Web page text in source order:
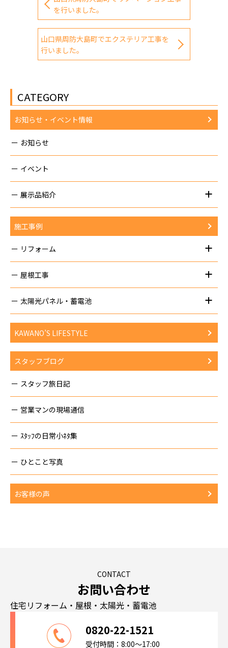
を行いました。
山口県周防大島町でエクステリア工事を
行いました。
CATEGORY
お知らせ・イベント情報
お知らせ
イベント
展示品紹介
施工事例
リフォーム
屋根工事
太陽光パネル・蓄電池
KAWANO’S LIFESTYLE
スタッフブログ
スタッフ旅日記
営業マンの現場通信
ｽﾀｯﾌの日常小ﾈﾀ集
ひとこと写真
お客様の声
CONTACT
お問い合わせ
住宅リフォーム・屋根・太陽光・蓄電池
0820-22-1521
受付時間：8:00～17:00